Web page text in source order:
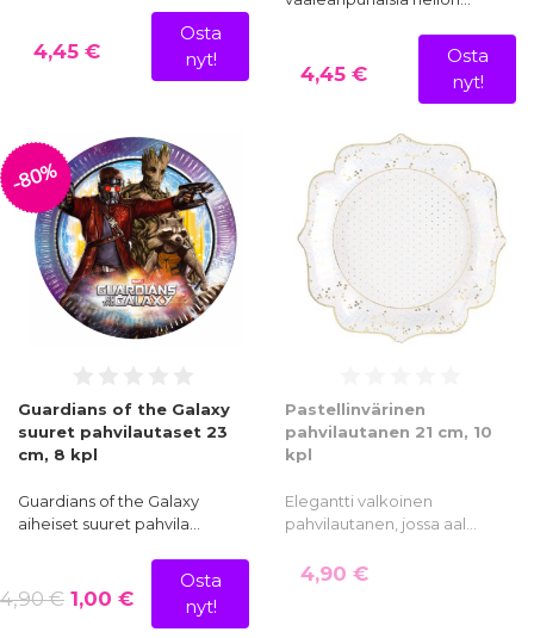
4,45 €
Osta
nyt!
4,45 €
Osta
nyt!
-80%
Guardians of the Galaxy
suuret pahvilautaset 23
cm, 8 kpl
Guardians of the Galaxy
aiheiset suuret pahvila…
4,90 € 1,00 €
Osta
nyt!
Pastellinvärinen
pahvilautanen 21 cm, 10
kpl
Elegantti valkoinen
pahvilautanen, jossa aal…
4,90 €